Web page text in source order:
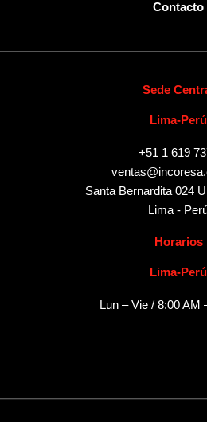
Contacto
Sede
Lima-Perú
+51 1 619
Santa Bernardita 024
Lima -
Horarios
Lima-Perú
Lun – Vie / 8:00 AM